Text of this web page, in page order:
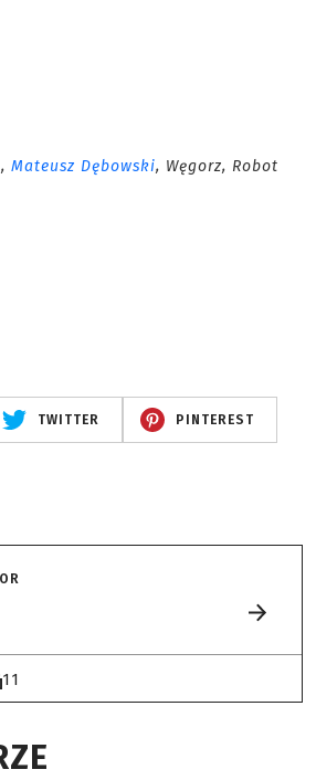
, Mateusz Dębowski, Węgorz, Robot
TWITTER PINTEREST
11